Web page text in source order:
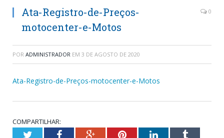
Ata-Registro-de-Preços-
motocenter-e-Motos
0
POR ADMINISTRADOR EM 3 DE AGOSTO DE 2020
Ata-Registro-de-Preços-motocenter-e-Motos
COMPARTILHAR:
TwitterFacebookGoogle+PinterestLinkedInTumblr